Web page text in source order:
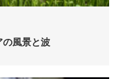
風景と波